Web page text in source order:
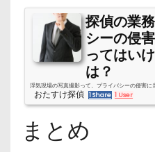
探偵の業
シーの侵
ってはい
は？
浮気現場の写真撮影って、プライバシーの侵害に
本、「尾行」「張り込み」「聞き込み」がありま
当にやってもいい業務なのか、プライバシーの侵
人も多いのではないでしょうか。探偵が通常行っ
か？違法に当たる探偵業務とはなにかを解説して
おたすけ探偵 1 Share 1 User
まとめ